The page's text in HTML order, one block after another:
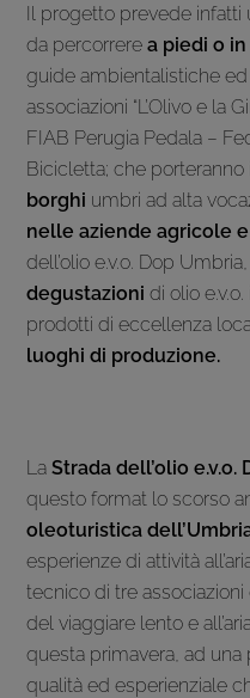
Il progetto prevede infatti
da percorrere a piedi o
guide ambientalistiche
associazioni “L’Olivo e la
FIAB Perugia Pedala –
Bicicletta; che
borghi umbri ad alta
nelle aziende agricole
dell’olio e.v.o. Dop
degustazionidi olio
prodotti di eccellenza
luoghi di produzione.
LaStrada dell’olio e.v.o.
questo format lo scorso
oleoturistica
esperienze di attività
tecnico di tre
del viaggiare lento e
questa primavera, ad
qualità ed esperienziale